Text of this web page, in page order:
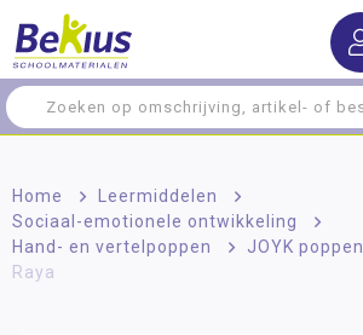
Home > Leermiddelen
>
Sociaal-emotionele ontwikkeling
>
Hand- en vertelpoppen
> JOYK poppen
Raya